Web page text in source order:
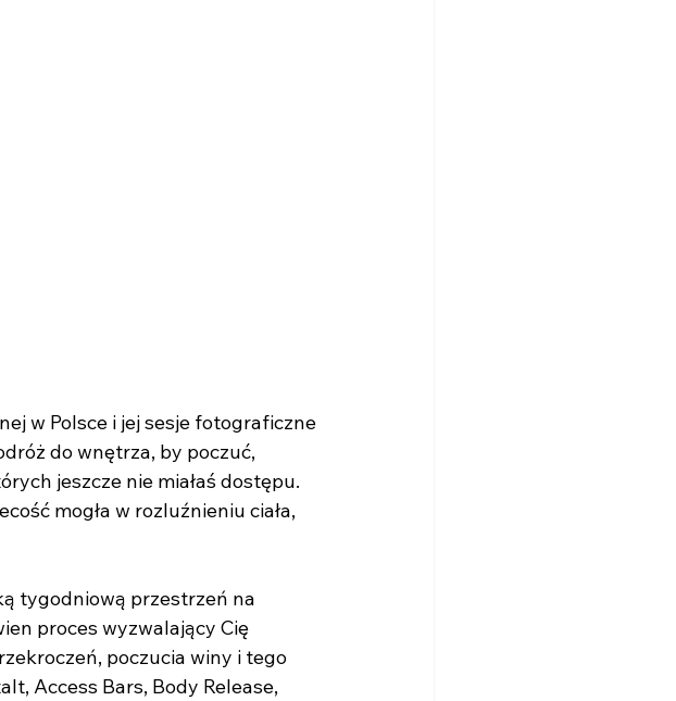
w Polsce i jej sesje fotograficzne
do wnętrza, by poczuć,
jeszcze nie miałaś dostępu.
mogła w rozluźnieniu ciała,
tygodniową przestrzeń na
proces wyzwalający Cię
poczucia winy i tego
Access Bars, Body Release,